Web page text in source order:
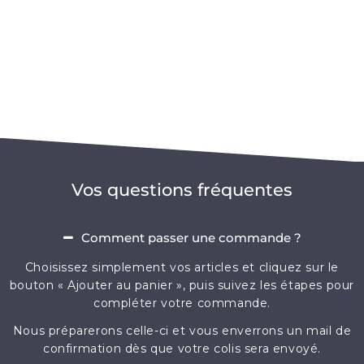
Vos questions fréquentes
Comment passer une commande ?
Choisissez simplement vos articles et cliquez sur le
bouton « Ajouter au panier », puis suivez les étapes pour
compléter votre commande.
Nous préparerons celle-ci et vous enverrons un mail de
confirmation dès que votre colis sera envoyé.